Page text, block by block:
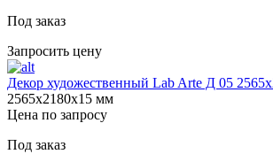
Под заказ
Запросить цену
Декор художественный Lab Arte Д 05
2565х2180х15 мм
Цена по запросу
Под заказ